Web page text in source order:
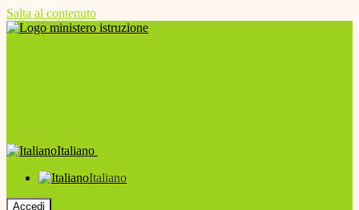
Salta al contenuto
Italiano
Italiano
Accedi